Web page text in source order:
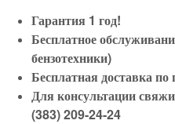
Гарантия 1 год!
Бесплатное
бензотехники)
Бесплатная доставка по
Для консультации
(383) 209-24-24